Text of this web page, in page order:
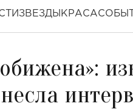
ЗВЕЗДЫ КРАСА